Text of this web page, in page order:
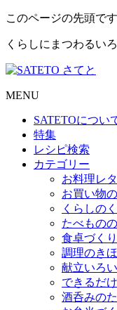
このページの先頭です
くらしにまつわるい
MENU
SATETOについ
特集
レシピ検索
カテゴリー
お料理レ
お買い物
くらしの
たべもの
食卓づくり
調理のき
献立いろ
できるだ
酒呑みの